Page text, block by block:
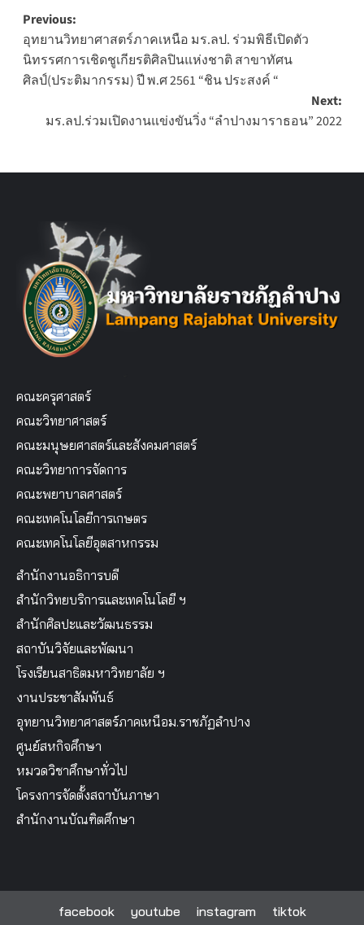
Post
navigation
Previous:
อุทยานวิทยาศาสตร์ภาคเหนือ มร.ลป. ร่วมพิธีเปิดตัว
นิทรรศการเชิดชูเกียรติศิลปินแห่งชาติ สาขาทัศน
ศิลป์(ประติมากรรม) ปี พ.ศ 2561 “ชิน ประสงค์ “
Next:
มร.ลป.ร่วมเปิดงานแข่งขันวิ่ง “ลำปางมาราธอน” 2022
คณะครุศาสตร์
คณะวิทยาศาสตร์
คณะมนุษยศาสตร์และสังคมศาสตร์
คณะวิทยาการจัดการ
คณะพยาบาลศาสตร์
คณะเทคโนโลยีการเกษตร
คณะเทคโนโลยีอุตสาหกรรม
สำนักงานอธิการบดี
สำนักวิทยบริการและเทคโนโลยี ฯ
สำนักศิลปะและวัฒนธรรม
สถาบันวิจัยและพัฒนา
โรงเรียนสาธิตมหาวิทยาลัย ฯ
งานประชาสัมพันธ์
อุทยานวิทยาศาสตร์ภาคเหนือม.ราชภัฏลำปาง
ศูนย์สหกิจศึกษา
หมวดวิชาศึกษาทั่วไป
โครงการจัดตั้งสถาบันภาษา
สำนักงานบัณฑิตศึกษา
facebook youtube instagram tiktok